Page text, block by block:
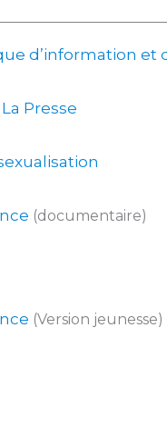
d’information et
Presse
(documentaire)
(Version jeunesse)